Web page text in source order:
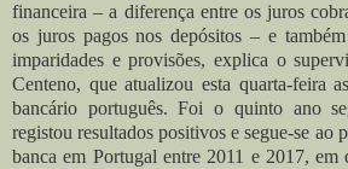
financeira – a diferença entre os juros
os juros pagos nos depósitos – e
imparidades e provisões, explica o
Centeno, que atualizou esta quarta-feira
bancário português.Foi o quinto ano
registou resultados positivos e segue-se ao
banca em Portugal entre 2011 e 2017, em